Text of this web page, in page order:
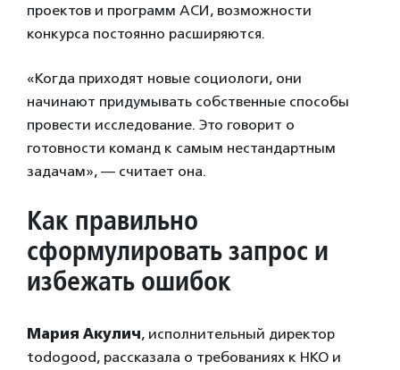
проектов и программ АСИ, возможности
конкурса постоянно расширяются.
«Когда приходят новые социологи, они
начинают придумывать собственные способы
провести исследование. Это говорит о
готовности команд к самым нестандартным
задачам», — считает она.
Как правильно
сформулировать запрос и
избежать ошибок
Мария Акулич, исполнительный директор
todogood, рассказала о требованиях к НКО и